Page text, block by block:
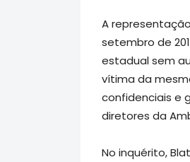
A
setembro de
estadual sem
vítima da
confidenciais e
diretores da
No inquérito,